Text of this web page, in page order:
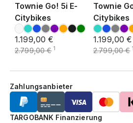
Townie Go! 5i E-
Citybikes
1.199,00 €
2.799,00 € 1
Townie
Citybikes
1.199,00 €
2.799,00 € 1
TARGOBANK Finanzierung
Zahlungsanbieter